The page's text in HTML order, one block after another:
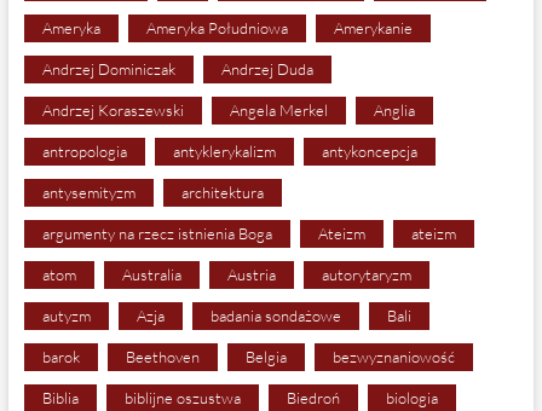
Ameryka Ameryka Południowa Amerykanie
Andrzej Dominiczak Andrzej Duda
Andrzej Koraszewski Angela Merkel Anglia
antropologia antyklerykalizm antykoncepcja
antysemityzm architektura
argumenty na rzecz istnienia Boga Ateizm ateizm
atom Australia Austria autorytaryzm
autyzm Azja badania sondażowe Bali
barok Beethoven Belgia bezwyznaniowość
Biblia biblijne oszustwa Biedroń biologia